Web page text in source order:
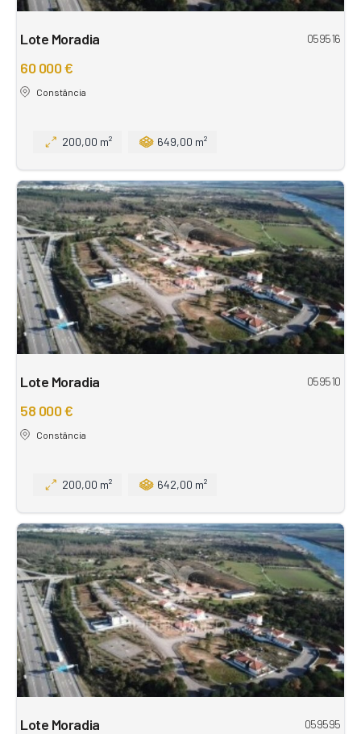
Lote Moradia 059516
60 000 €
Constância
200,00 m² 649,00 m²
Lote Moradia 059510
58 000 €
Constância
200,00 m² 642,00 m²
Lote Moradia 059595